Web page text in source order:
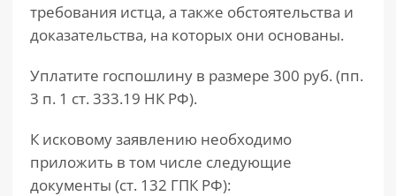
требования истца, а также обстоятельства и
доказательства, на которых они основаны.
Уплатите госпошлину в размере 300 руб. (пп.
3 п. 1 ст. 333.19 НК РФ).
К исковому заявлению необходимо
приложить в том числе следующие
документы (ст. 132 ГПК РФ):